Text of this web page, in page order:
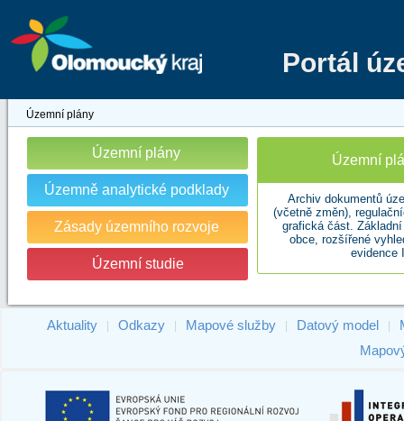
Portál
Územní plány
Územní plány
Územně analytické podklady
Zásady územního rozvoje
Územní studie
Územní
Archiv dokumentů
(včetně změn),
grafická část.
obce, rozšířené
evidence
Aktuality Odkazy Mapové služby Datový model